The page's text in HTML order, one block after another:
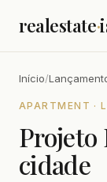
realestate·
Início/
APARTMENT ·
Projeto
cidade